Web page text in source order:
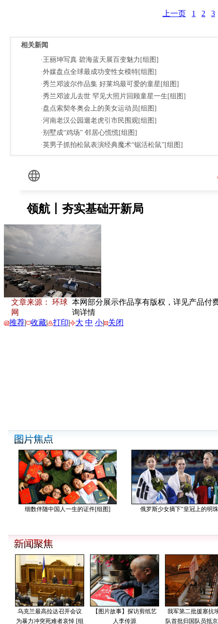
上一页 1 2 3
相关新闻
·王丽坤写真 碧海蓝天展百变魅力[组图]
·外媒盘点全球最成功变性女模特[组图]
·秀兰邓波尔作品集 好莱坞最可爱的童星[组图]
·秀兰邓波儿去世 罕见大照片回顾童星一生[组图]
·盘点索契冬奥会上的美女运动员[组图]
·河南老汉公园遛老虎引市民围观[组图]
·别墅成“鸡场” 邻居心慌慌[组图]
·英男子抓拍松鼠表演经典魔术“锯活松鼠”[组图]
文章来源： 环球
网
本网部分展示作品享有版权，详见产品付
询详情
推荐| 收藏| 打印| 大 中 小| 关闭